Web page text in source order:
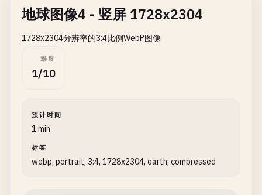
地球图像4 - 竖屏 1728x2304
1728x2304分辨率的3:4比例WebP图像
难度
1/10
预计时间
1 min
标签
webp, portrait, 3:4, 1728x2304, earth, compressed